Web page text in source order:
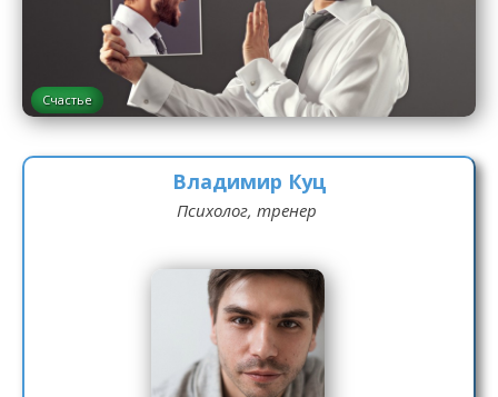
Счастье
Владимир Куц
Психолог, тренер